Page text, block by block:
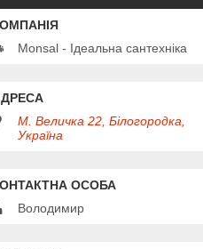
Monsal - Ідеальна сантехніка
М. Величка 22, Білогородка,
Україна
Володимир